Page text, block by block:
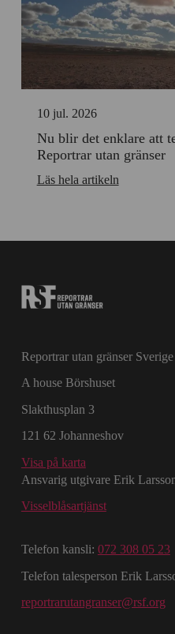
10 jul. 2026
Nu blir det enklare att
Reportrar utan gränser
Läs hela artikeln
Reportrar utan gränser Sverige
A house Börshuset
Slakthusplan 3
121 62 Johanneshov
Visa på karta
Ansvarig utgivare Erik
Visselblåsartjänst
Telefon kansli: 072 308 05 23
Telefon talesperson Erik
reportrarutangranser@rsf.org